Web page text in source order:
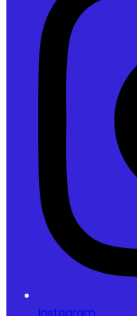
Instagram